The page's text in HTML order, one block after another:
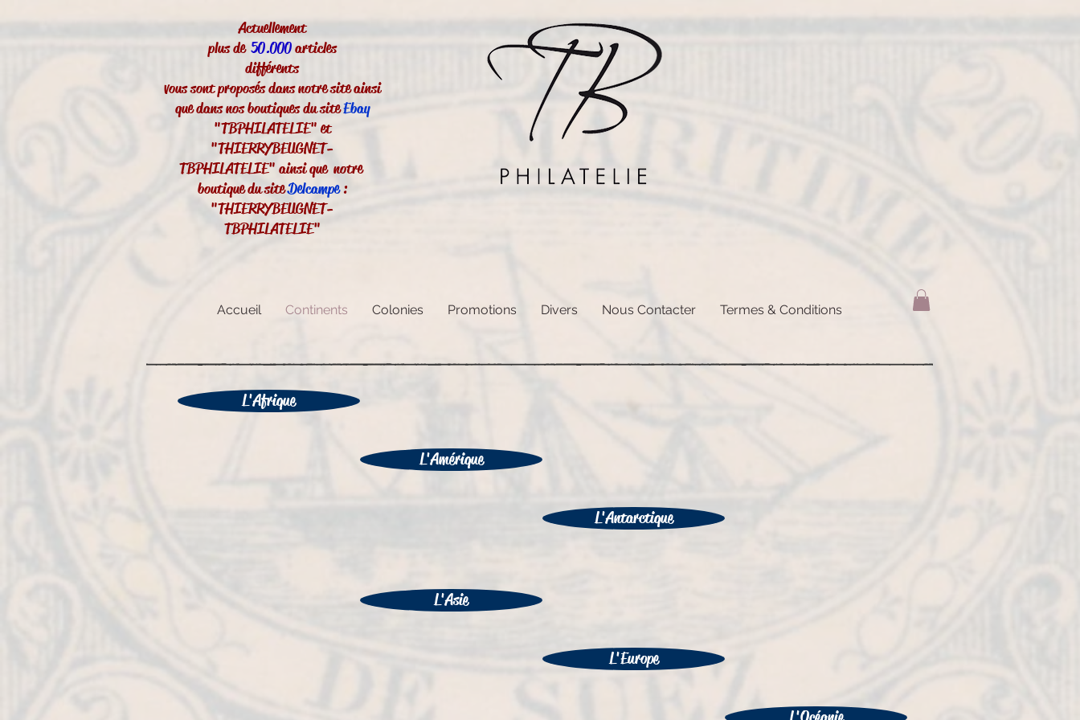
Actuellement
plus de50.000articles
différents
vous sont proposés dans notre site ainsi
que dans nos boutiques du siteEbay
"TBPHILATELIE" et
"THIERRYBEUGNET-
TBPHILATELIE" ainsi que notre
boutique du siteDelcampe:
"THIERRYBEUGNET-
TBPHILATELIE"
Accueil Continents Colonies Promotions Divers Nous Contacter Termes & Conditions
L'Afrique
L'Amérique
L'Antarctique
L'Asie
L'Europe